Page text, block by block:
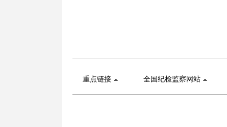
重点链接 全国纪检监察网站